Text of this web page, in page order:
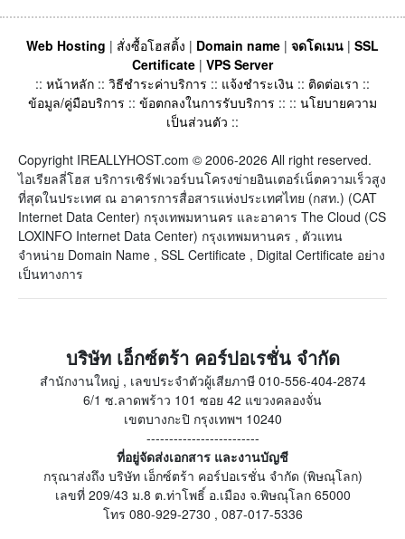
Web Hosting | สั่งซื้อโฮสติ้ง | Domain name | จดโดเมน | SSL
Certificate | VPS Server
:: หน้าหลัก :: วิธีชำระค่าบริการ :: แจ้งชำระเงิน :: ติดต่อเรา ::
ข้อมูล/คู่มือบริการ :: ข้อตกลงในการรับบริการ :: :: นโยบายความ
เป็นส่วนตัว ::
Copyright IREALLYHOST.com © 2006-2026 All right reserved.
ไอเรียลลี่โฮส บริการเซิร์ฟเวอร์บนโครงข่ายอินเตอร์เน็ตความเร็วสูง
ที่สุดในประเทศ ณ อาคารการสื่อสารแห่งประเทศไทย (กสท.) (CAT
Internet Data Center) กรุงเทพมหานคร และอาคาร The Cloud (CS
LOXINFO Internet Data Center) กรุงเทพมหานคร , ตัวแทน
จำหน่าย Domain Name , SSL Certificate , Digital Certificate อย่าง
เป็นทางการ
บริษัท เอ็กซ์ตร้า คอร์ปอเรชั่น จำกัด
สำนักงานใหญ่ , เลขประจำตัวผู้เสียภาษี 010-556-404-2874
6/1 ซ.ลาดพร้าว 101 ซอย 42 แขวงคลองจั่น
เขตบางกะปิ กรุงเทพฯ 10240
-------------------------
ที่อยู่จัดส่งเอกสาร และงานบัญชี
กรุณาส่งถึง บริษัท เอ็กซ์ตร้า คอร์ปอเรชั่น จำกัด (พิษณุโลก)
เลขที่ 209/43 ม.8 ต.ท่าโพธิ์ อ.เมือง จ.พิษณุโลก 65000
โทร 080-929-2730 , 087-017-5336